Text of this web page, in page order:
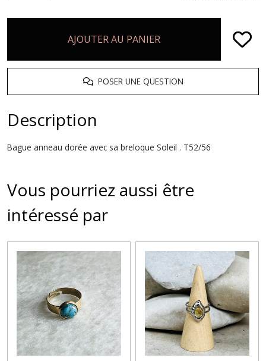
AJOUTER AU PANIER
POSER UNE QUESTION
Description
Bague anneau dorée avec sa breloque Soleil . T52/56
Vous pourriez aussi être
intéressé par